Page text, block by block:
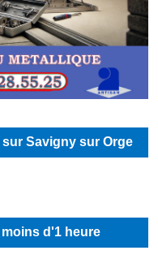
Savigny sur Orge
d'1 heure